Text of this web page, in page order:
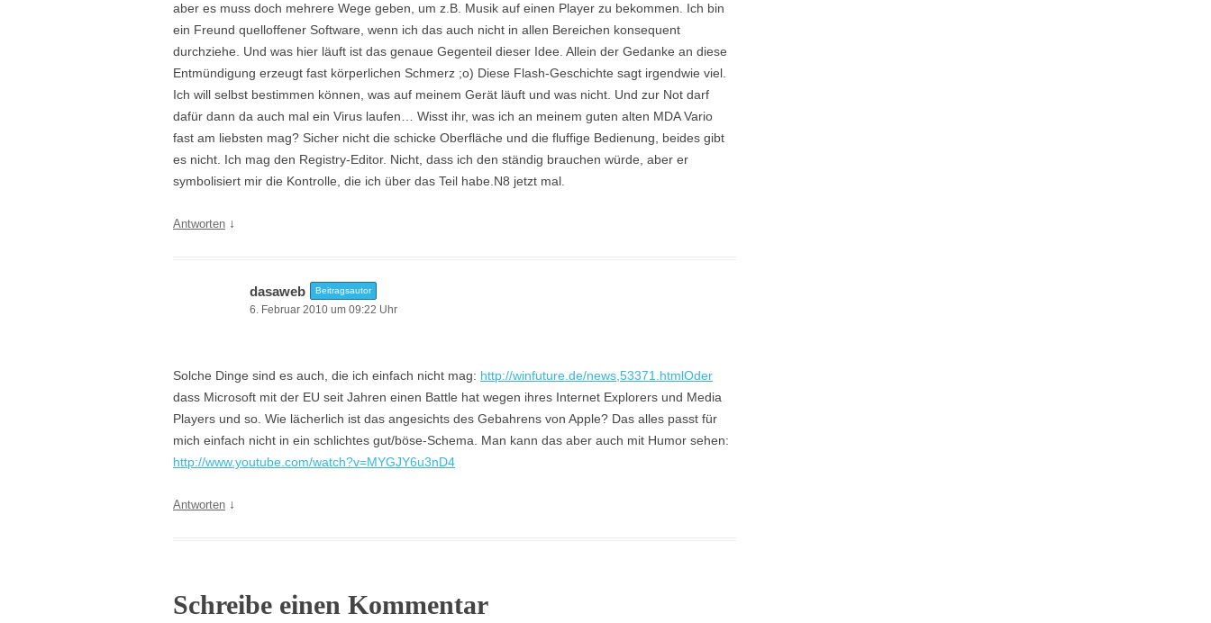
aber es muss doch mehrere Wege geben, um z.B. Musik auf einen Player zu bekommen. Ich bin
ein Freund quelloffener Software, wenn ich das auch nicht in allen Bereichen konsequent
durchziehe. Und was hier läuft ist das genaue Gegenteil dieser Idee. Allein der Gedanke an diese
Entmündigung erzeugt fast körperlichen Schmerz ;o) Diese Flash-Geschichte sagt irgendwie viel.
Ich will selbst bestimmen können, was auf meinem Gerät läuft und was nicht. Und zur Not darf
dafür dann da auch mal ein Virus laufen… Wisst ihr, was ich an meinem guten alten MDA Vario
fast am liebsten mag? Sicher nicht die schicke Oberfläche und die fluffige Bedienung, beides gibt
es nicht. Ich mag den Registry-Editor. Nicht, dass ich den ständig brauchen würde, aber er
symbolisiert mir die Kontrolle, die ich über das Teil habe.N8 jetzt mal.
Antworten ↓
dasaweb Beitragsautor
6. Februar 2010 um 09:22 Uhr
Solche Dinge sind es auch, die ich einfach nicht mag: http://winfuture.de/news,53371.htmlOder
dass Microsoft mit der EU seit Jahren einen Battle hat wegen ihres Internet Explorers und Media
Players und so. Wie lächerlich ist das angesichts des Gebahrens von Apple? Das alles passt für
mich einfach nicht in ein schlichtes gut/böse-Schema. Man kann das aber auch mit Humor sehen:
http://www.youtube.com/watch?v=MYGJY6u3nD4
Antworten ↓
Schreibe einen Kommentar